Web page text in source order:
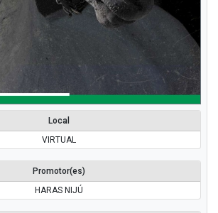
Local
VIRTUAL
Promotor(es)
HARAS NIJÚ